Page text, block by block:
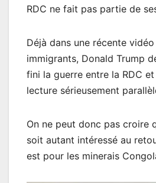
RDC ne fait pas partie de
Déjà dans une récente
immigrants, Donald Trump
fini la guerre entre la RDC
lecture sérieusement
On ne peut donc pas croire
soit autant intéressé au
est pour les minerais